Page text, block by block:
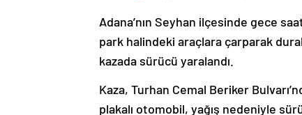
Adana’nın Seyhan ilçesinde gece
park halindeki araçlara çarparak
kazada sürücü yaralandı.
Kaza, Turhan Cemal Beriker
plakalı otomobil, yağış nedeniyle